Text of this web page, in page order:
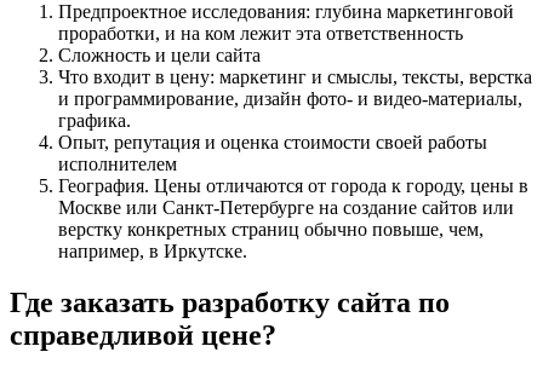
Предпроектное исследования: глубина маркетинговой
проработки, и на ком лежит эта ответственность
Сложность и цели сайта
Что входит в цену: маркетинг и смыслы, тексты, верстка
и программирование, дизайн фото- и видео-материалы,
графика.
Опыт, репутация и оценка стоимости своей работы
исполнителем
География. Цены отличаются от города к городу, цены в
Москве или Санкт-Петербурге на создание сайтов или
верстку конкретных страниц обычно повыше, чем,
например, в Иркутске.
Где заказать разработку сайта по
справедливой цене?